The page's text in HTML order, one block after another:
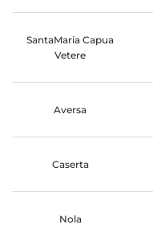
SantaMaria Capua
Vetere
Aversa
Caserta
Nola